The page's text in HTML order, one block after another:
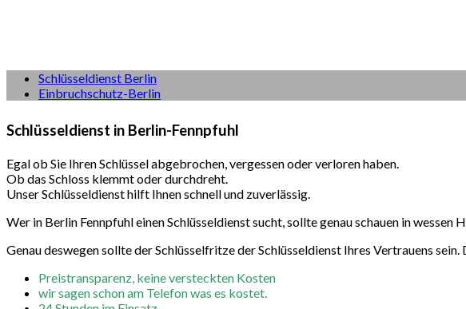
Schlüsseldienst Berlin
Einbruchschutz-Berlin
Schlüsseldienst in Berlin-Fennpfuhl
Egal ob Sie Ihren Schlüssel abgebrochen, vergessen oder verloren haben.
Ob das Schloss klemmt oder durchdreht.
Unser Schlüsseldienst hilft Ihnen schnell und zuverlässig.
Wer in Berlin Fennpfuhl einen Schlüsseldienst sucht, sollte genau schauen in
Genau deswegen sollte der Schlüsselfritze der Schlüsseldienst Ihres Vertrauens sein.
Preistransparenz, keine versteckten Kosten
wir sagen schon am Telefon was es kostet.